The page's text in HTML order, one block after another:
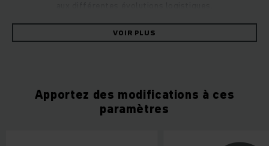
Afin d’avoir un process fiable, robuste et efficace, notre
Nos Robots Mobiles disposent d’un système de sécurité à la
VOIR PLUS
Apportez des modifications à ces
paramètres